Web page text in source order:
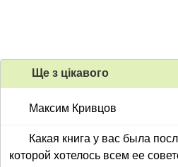
Ще з цiкавого
Максим Кривцов
Какая книга у вас была
которой хотелось всем ее